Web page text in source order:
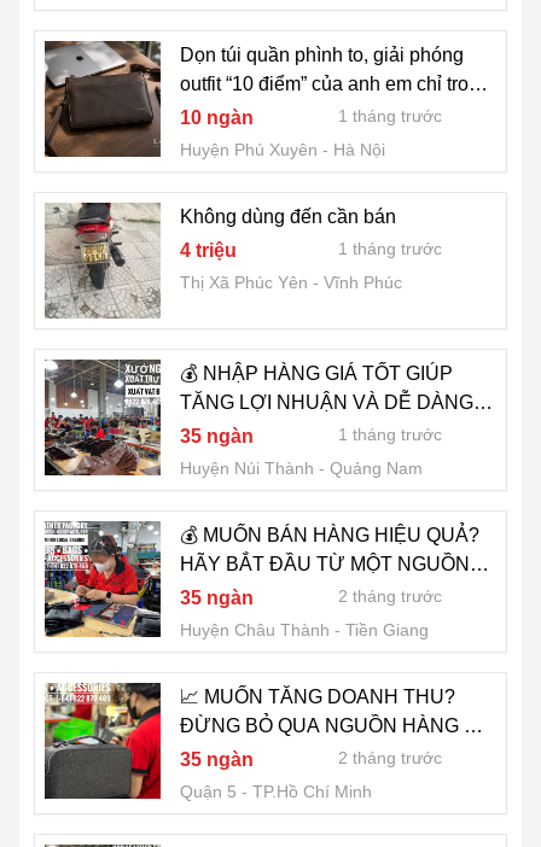
Dọn túi quần phình to, giải phóng
outfit “10 điểm” của anh em chỉ trong
1 nốt nhạc!
10 ngàn
1 tháng trước
Huyện Phú Xuyên
Hà Nội
Không dùng đến cần bán
4 triệu
1 tháng trước
Thị Xã Phúc Yên
Vĩnh Phúc
💰 NHẬP HÀNG GIÁ TỐT GIÚP
TĂNG LỢI NHUẬN VÀ DỄ DÀNG
CẠNH TRANH - 0822.879.469
(HẢO)
35 ngàn
1 tháng trước
Huyện Núi Thành
Quảng Nam
💰 MUỐN BÁN HÀNG HIỆU QUẢ?
HÃY BẮT ĐẦU TỪ MỘT NGUỒN
NHẬP UY TÍN - 0822.879.469
(HẢO)
35 ngàn
2 tháng trước
Huyện Châu Thành
Tiền Giang
📈 MUỐN TĂNG DOANH THU?
ĐỪNG BỎ QUA NGUỒN HÀNG GIÁ
GỐC CHẤT LƯỢNG - 0822.879.469
(HẢO)
35 ngàn
2 tháng trước
Quận 5
TP.Hồ Chí Minh